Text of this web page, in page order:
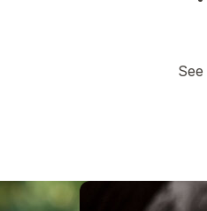
See